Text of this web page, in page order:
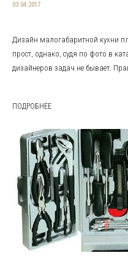
03.04.2017
Дизайн малогабаритной кухни
прост, однако, судя по фото в
дизайнеров задач не бывает.
ПОДРОБНЕЕ